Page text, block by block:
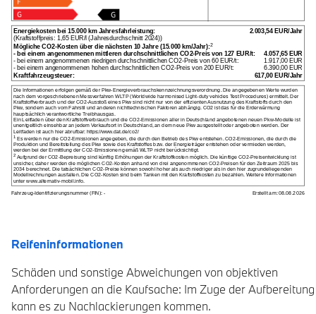
Reifeninformationen
Schäden und sonstige Abweichungen von objektiven
Anforderungen an die Kaufsache: Im Zuge der Aufbereitung
kann es zu Nachlackierungen kommen.